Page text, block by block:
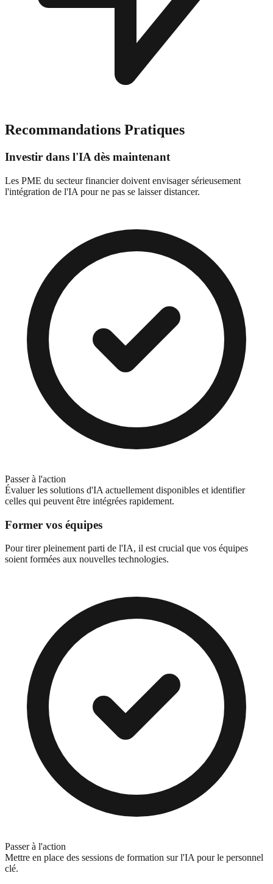
Recommandations Pratiques
Investir dans l'IA dès maintenant
Les PME du secteur financier doivent envisager sérieusement
l'intégration de l'IA pour ne pas se laisser distancer.
Passer à l'action
Évaluer les solutions d'IA actuellement disponibles et identifier
celles qui peuvent être intégrées rapidement.
Former vos équipes
Pour tirer pleinement parti de l'IA, il est crucial que vos équipes
soient formées aux nouvelles technologies.
Passer à l'action
Mettre en place des sessions de formation sur l'IA pour le personnel
clé.